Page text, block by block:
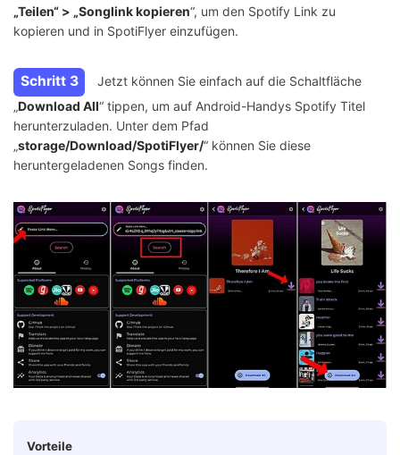
„Teilen“ > „Songlink kopieren“, um den Spotify Link zu
kopieren und in SpotiFlyer einzufügen.
Schritt 3
Jetzt können Sie einfach auf die Schaltfläche
„Download All“ tippen, um auf Android-Handys Spotify Titel
herunterzuladen. Unter dem Pfad
„storage/Download/SpotiFlyer/“ können Sie diese
heruntergeladenen Songs finden.
Vorteile